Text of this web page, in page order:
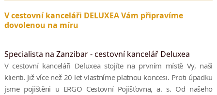
V cestovní kanceláři DELUXEA Vám připravíme
dovolenou na míru
Specialista na Zanzibar - cestovní kancelář Deluxea
V cestovní kanceláři Deluxea stojíte na prvním místě Vy, naši
klienti. Již více než 20 let vlastníme platnou koncesi. Proti úpadku
jsme pojištěni u ERGO Cestovní Pojišťovna, a. s. Od našeho